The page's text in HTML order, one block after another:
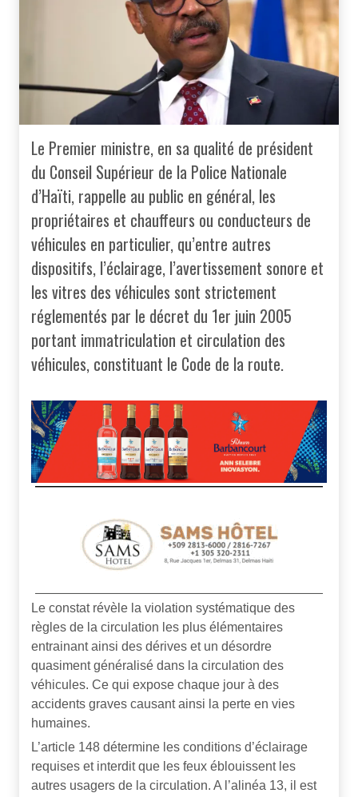
Le Premier ministre, en sa qualité de président
du Conseil Supérieur de la Police Nationale
d’Haïti, rappelle au public en général, les
propriétaires et chauffeurs ou conducteurs de
véhicules en particulier, qu’entre autres
dispositifs, l’éclairage, l’avertissement sonore et
les vitres des véhicules sont strictement
réglementés par le décret du 1er juin 2005
portant immatriculation et circulation des
véhicules, constituant le Code de la route.
Le constat révèle la violation systématique des
règles de la circulation les plus élémentaires
entrainant ainsi des dérives et un désordre
quasiment généralisé dans la circulation des
véhicules. Ce qui expose chaque jour à des
accidents graves causant ainsi la perte en vies
humaines.
L’article 148 détermine les conditions d’éclairage
requises et interdit que les feux éblouissent les
autres usagers de la circulation. A l’alinéa 13, il est